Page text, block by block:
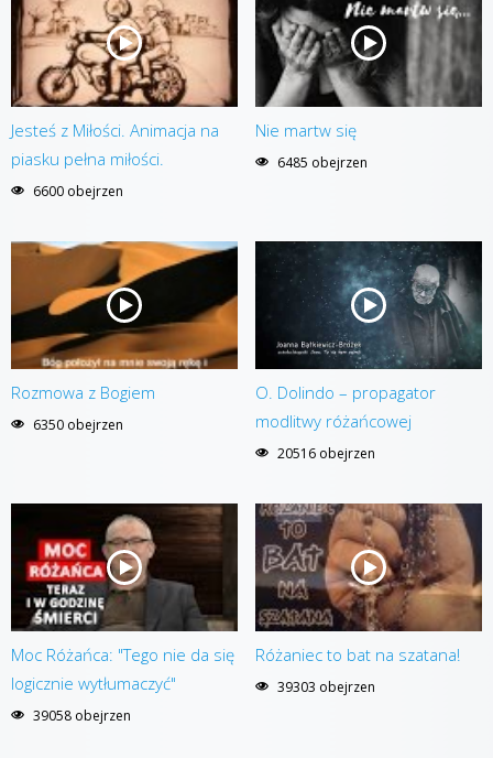
Jesteś z Miłości. Animacja na
piasku pełna miłości.
6600 obejrzen
Nie martw się
6485 obejrzen
Rozmowa z Bogiem
6350 obejrzen
O. Dolindo – propagator
modlitwy różańcowej
20516 obejrzen
Moc Różańca: "Tego nie da się
logicznie wytłumaczyć"
39058 obejrzen
Różaniec to bat na szatana!
39303 obejrzen